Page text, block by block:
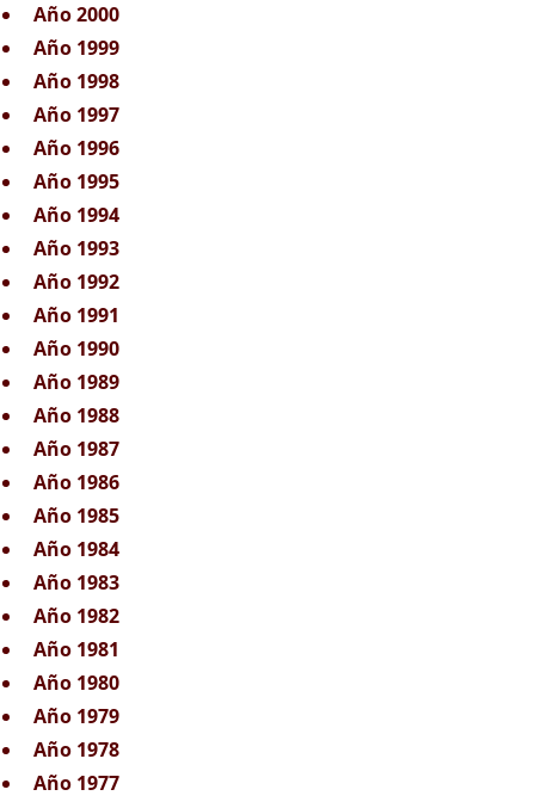
Año 2000
Año 1999
Año 1998
Año 1997
Año 1996
Año 1995
Año 1994
Año 1993
Año 1992
Año 1991
Año 1990
Año 1989
Año 1988
Año 1987
Año 1986
Año 1985
Año 1984
Año 1983
Año 1982
Año 1981
Año 1980
Año 1979
Año 1978
Año 1977